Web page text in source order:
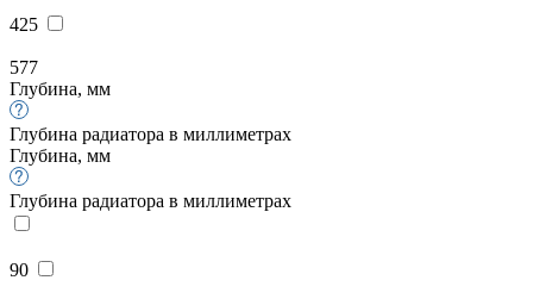
425
577
Глубина, мм
Глубина радиатора в миллиметрах
Глубина, мм
Глубина радиатора в миллиметрах
90